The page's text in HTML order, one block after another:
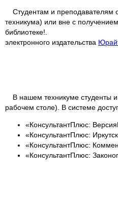
Студентам и преподавателям
техникума) или вне с
библиотеке!.
электронного издательства
В нашем техникуме студенты
рабочем столе). В системе
«КонсультантПлюс:
«КонсультантПлюс:
«КонсультантПлюс:
«КонсультантПлюс: